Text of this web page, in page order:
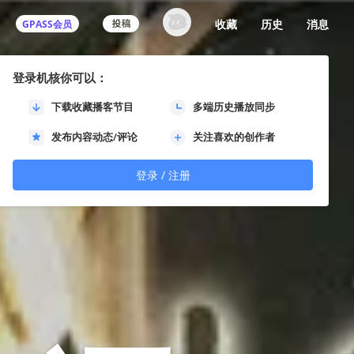
GPASS会员
登录机核你可以：
下载收藏播客节目 多端历史播放同步
发布内容动态/评论 关注喜欢的创作者
登录 / 注册
收藏 历史 消息